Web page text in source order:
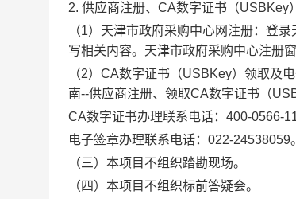
2. 供应商注册、 CA数字证书（USBKey）
（1）天津市政府采购中心网注册：登
写相关内容。天津市政府采购中心注册
（2） CA数字证书（USBKey）领取及
南--供应商注册、领取CA数字证书（
CA数字证书办理联系电话： 400-0566-
电子签章办理联系电话： 022-24538059。
（三） 本项目不组织踏勘现场。
（四）本项目不组织标前答疑会。